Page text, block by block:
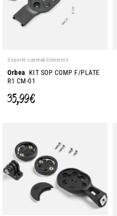
Soporte cuentakilómetros
Orbea KIT SOP COMP F/PLATE
R1 CM-01
35,99 €